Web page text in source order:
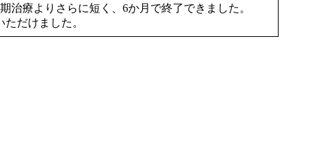
治療よりさらに短く、6か月で終了できました。
だけました。